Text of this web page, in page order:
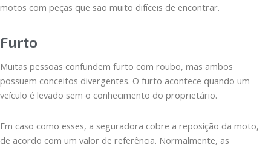
motos com peças que são muito difíceis de encontrar.
Furto
Muitas pessoas confundem furto com roubo, mas ambos
possuem conceitos divergentes. O furto acontece quando um
veículo é levado sem o conhecimento do proprietário.
Em caso como esses, a seguradora cobre a reposição da moto,
de acordo com um valor de referência. Normalmente, as